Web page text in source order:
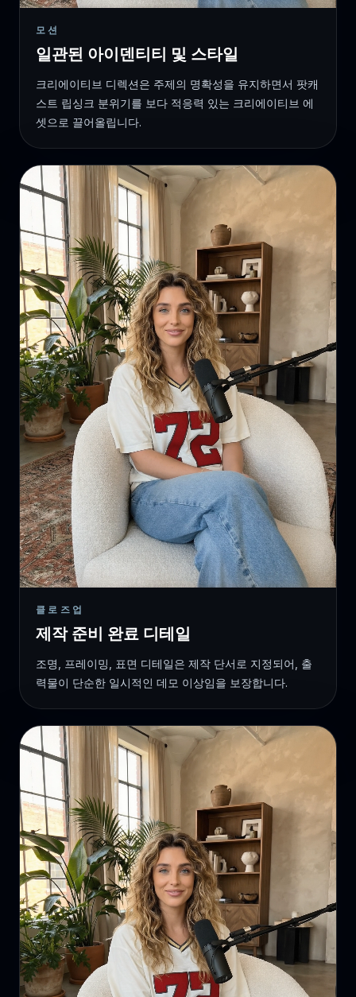
모션
일관된 아이덴티티 및 스타일
크리에이티브 디렉션은 주제의 명확성을 유지하면서 팟캐
스트 립싱크 분위기를 보다 적응력 있는 크리에이티브 에
셋으로 끌어올립니다.
클로즈업
제작 준비 완료 디테일
조명, 프레이밍, 표면 디테일은 제작 단서로 지정되어, 출
력물이 단순한 일시적인 데모 이상임을 보장합니다.